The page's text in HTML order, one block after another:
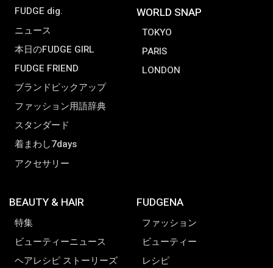
FUDGE dig.
ニュース
本日のFUDGE GIRL
FUDGE FRIEND
ブランドピックアップ
ファッション用語辞典
スタンダード
着まわし7days
アクセサリー
WORLD SNAP
TOKYO
PARIS
LONDON
BEAUTY & HAIR
特集
ビューティーニュース
ヘアレシピ ストーリーズ
FUDGENA
ファッション
ビューティー
レシピ